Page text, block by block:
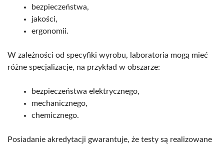
bezpieczeństwa,
jakości,
ergonomii.
W zależności od specyfiki wyrobu, laboratoria mogą mieć
różne specjalizacje, na przykład w obszarze:
bezpieczeństwa elektrycznego,
mechanicznego,
chemicznego.
Posiadanie akredytacji gwarantuje, że testy są realizowane